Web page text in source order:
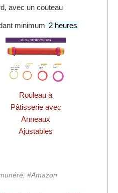
avec un couteau
minimum 2 heures
Rouleau à
Pâtisserie avec
Anneaux
Ajustables
#Amazon